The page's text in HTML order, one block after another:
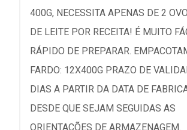
400G, NECESSITA APENAS DE 2
DE LEITE POR RECEITA! É MUITO
RÁPIDO DE PREPARAR.
FARDO: 12X400G PRAZO DE
DIAS A PARTIR DA DATA DE
DESDE QUE SEJAM SEGUIDAS AS
ORIENTAÇÕES DE ARMAZENAGEM.